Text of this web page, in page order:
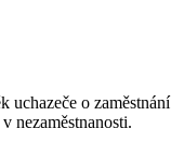
uchazeče o zaměstnání
nezaměstnanosti.